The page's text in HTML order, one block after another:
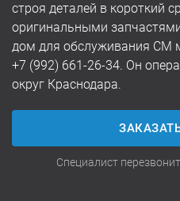
строя деталей в короткий
оригинальными
дом для обслуживания СМ
+7 (992) 661-26-34. Он
округ Краснодара.
Специалист